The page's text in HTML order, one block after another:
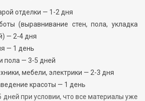
отделки — 1-2 дня
(выравнивание стен, пола, укладка
— 2-4 дня
— 1 день
пола — 3-5 дней
мебели, электрики — 2-3 дня
красоты — 1 день
при условии, что все материалы уже